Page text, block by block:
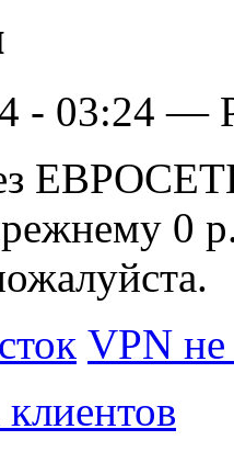
- 03:24 —
0
VPN не